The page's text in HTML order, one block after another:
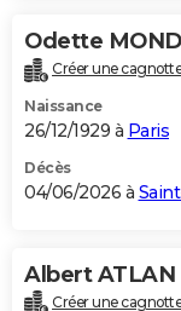
Odette
Créer une
Naissance
26/12/1929 à Paris
Décès
04/06/2026 à
Albert ATLAN
Créer une